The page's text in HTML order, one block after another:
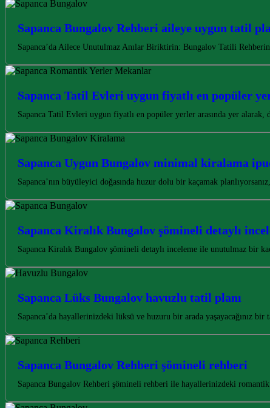
Sapanca Bungalov Rehberi aileye uygun tatil
Sapanca’da Ailece Unutulmaz Anılar Biriktirin: Bungalov Tatili
Sapanca Tatil Evleri uygun fiyatlı en popüler
Sapanca Tatil Evleri uygun fiyatlı en popüler yerler arasında yer
Sapanca Uygun Bungalov minimal kiralama
Sapanca’nın büyüleyici doğasında huzur dolu bir kaçamak
Sapanca Kiralık Bungalov şömineli detaylı
Sapanca Kiralık Bungalov şömineli detaylı inceleme ile unutulmaz bir
Sapanca Lüks Bungalov havuzlu tatil planı
Sapanca’da hayallerinizdeki lüksü ve huzuru bir arada yaşayacağınız
Sapanca Bungalov Rehberi şömineli rehberi
Sapanca Bungalov Rehberi şömineli rehberi ile hayallerinizdeki romantik